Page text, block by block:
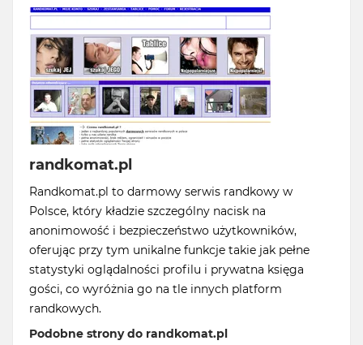
randkomat.pl
Randkomat.pl to darmowy serwis randkowy w
Polsce, który kładzie szczególny nacisk na
anonimowość i bezpieczeństwo użytkowników,
oferując przy tym unikalne funkcje takie jak pełne
statystyki oglądalności profilu i prywatna księga
gości, co wyróżnia go na tle innych platform
randkowych.
Podobne strony do randkomat.pl